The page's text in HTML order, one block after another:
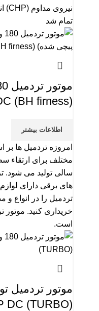
نیروی مداوم (CHP) اندازه گیری می شود.
تمام شد
(BH firness)
اطلاعات بیشتر
امروزه تردمیل ها بر
مختلف برای ارتقاء
سالی تولید می شود.
های برقی دارای
تردمیل را در انواع
خریداری کنید.
است.
DC (TURBO)